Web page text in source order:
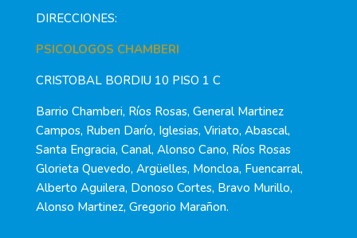
DIRECCIONES:
PSICOLOGOS CHAMBERI
CRISTOBAL BORDIU 10 PISO 1 C
Barrio Chamberi, Ríos Rosas, General Martinez
Campos, Ruben Darío, Iglesias, Viriato, Abascal,
Santa Engracia, Canal, Alonso Cano, Ríos Rosas
Glorieta Quevedo, Argüelles, Moncloa, Fuencarral,
Alberto Aguilera, Donoso Cortes, Bravo Murillo,
Alonso Martinez, Gregorio Marañon.